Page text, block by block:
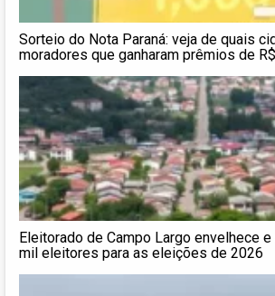
Sorteio do Nota Paraná: veja de quais
moradores que ganharam prêmios de
Eleitorado de Campo Largo envelhece
mil eleitores para as eleições de 2026